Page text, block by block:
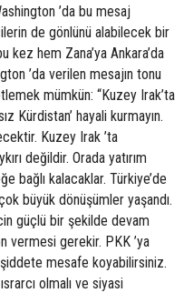
’da bu mesaj
de gönlünü alabilecek bir
hem Zana’ya Ankara’da
’da verilen mesajın tonu
mümkün: “Kuzey Irak’ta
Kürdistan’ hayali kurmayın.
Kuzey Irak ’ta
değildir. Orada yatırım
bağlı kalacaklar. Türkiye’de
büyük dönüşümler yaşandı.
güçlü bir şekilde devam
vermesi gerekir. PKK ’ya
mesafe koyabilirsiniz.
olmalı ve siyasi